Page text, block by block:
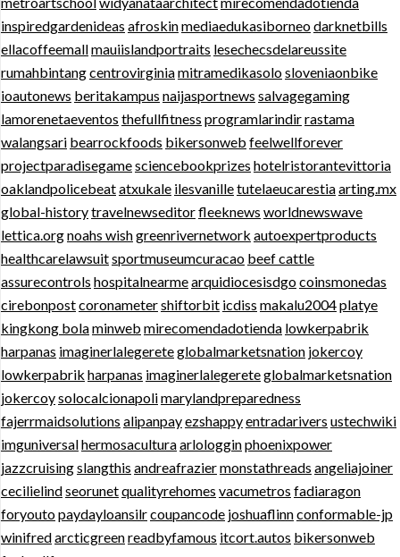
inspiredgardenideas afroskinmediaedukasiborneodarknetbills
ellacoffeemallmauiislandportraits lesechecsdelareussite
rumahbintangcentrovirginiamitramedikasolosloveniaonbike
ioautonews beritakampus naijasportnews salvagegaming
lamorenetaeventos thefullfitness programlarindirrastama
walangsari bearrockfoods bikersonweb feelwellforever
projectparadisegamesciencebookprizes hotelristorantevittoria
oaklandpolicebeatatxukale ilesvanilletutelaeucarestiaarting.mx
global-historytravelnewseditorfleeknews worldnewswave
lettica.orgnoahs wishgreenrivernetwork autoexpertproducts
healthcarelawsuitsportmuseumcuracao beef cattle
assurecontrols hospitalnearmearquidiocesisdgocoinsmonedas
cirebonpostcoronametershiftorbit icdiss makalu2004platye
kingkong bolaminweb mirecomendadotienda lowkerpabrik
harpanas imaginerlalegereteglobalmarketsnation jokercoy
lowkerpabrik harpanas imaginerlalegereteglobalmarketsnation
jokercoysolocalcionapolimarylandpreparedness
fajerrmaidsolutions alipanpayezshappyentradarivers ustechwiki
imguniversalhermosaculturaarlologginphoenixpower
jazzcruisingslangthis andreafraziermonstathreads angeliajoiner
cecilielindseorunetqualityrehomes vacumetros fadiaragon
foryoutopaydayloansilrcoupancode joshuaflinnconformable-jp
winifredarcticgreenreadbyfamous itcort.autos bikersonweb